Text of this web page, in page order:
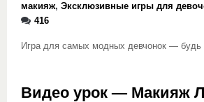
макияж, Эксклюзивные игры для
416
Игра для самых модных девчонок — будь
Видео урок — Макияж